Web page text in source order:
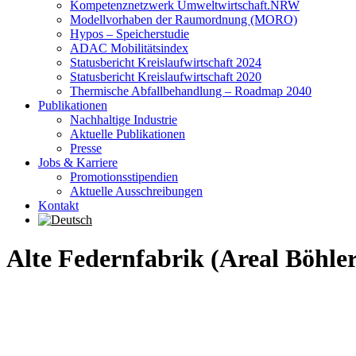
Kompetenznetzwerk Umweltwirtschaft.NRW
Modellvorhaben der Raumordnung (MORO)
Hypos – Speicherstudie
ADAC Mobilitätsindex
Statusbericht Kreislaufwirtschaft 2024
Statusbericht Kreislaufwirtschaft 2020
Thermische Abfallbehandlung – Roadmap 2040
Publikationen
Nachhaltige Industrie
Aktuelle Publikationen
Presse
Jobs & Karriere
Promotionsstipendien
Aktuelle Ausschreibungen
Kontakt
Alte Federnfabrik (Areal